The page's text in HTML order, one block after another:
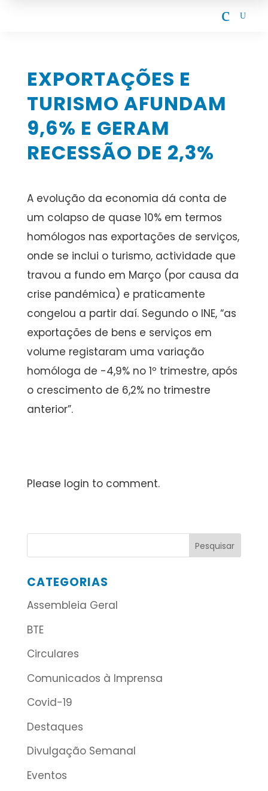
c U
EXPORTAÇÕES E
TURISMO AFUNDAM
9,6% E GERAM
RECESSÃO DE 2,3%
A evolução da economia dá conta de
um colapso de quase 10% em termos
homólogos nas exportações de serviços,
onde se inclui o turismo, actividade que
travou a fundo em Março (por causa da
crise pandémica) e praticamente
congelou a partir daí. Segundo o INE, “as
exportações de bens e serviços em
volume registaram uma variação
homóloga de -4,9% no 1º trimestre, após
o crescimento de 6,2% no trimestre
anterior”.
Please login to comment.
CATEGORIAS
Assembleia Geral
BTE
Circulares
Comunicados à Imprensa
Covid-19
Destaques
Divulgação Semanal
Eventos